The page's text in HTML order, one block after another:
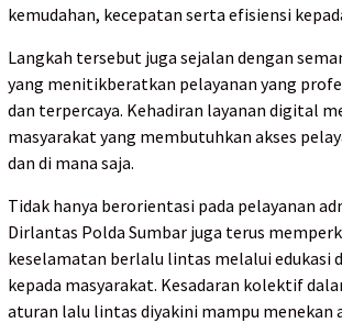
kemudahan, kecepatan serta efisiensi
Langkah tersebut juga sejalan dengan
yang menitikberatkan pelayanan yang
dan terpercaya. Kehadiran layanan digital
masyarakat yang membutuhkan akses
dan di mana saja.
Tidak hanya berorientasi pada pelayanan
Dirlantas Polda Sumbar juga terus
keselamatan berlalu lintas melalui edukasi
kepada masyarakat. Kesadaran kolektif
aturan lalu lintas diyakini mampu menekan